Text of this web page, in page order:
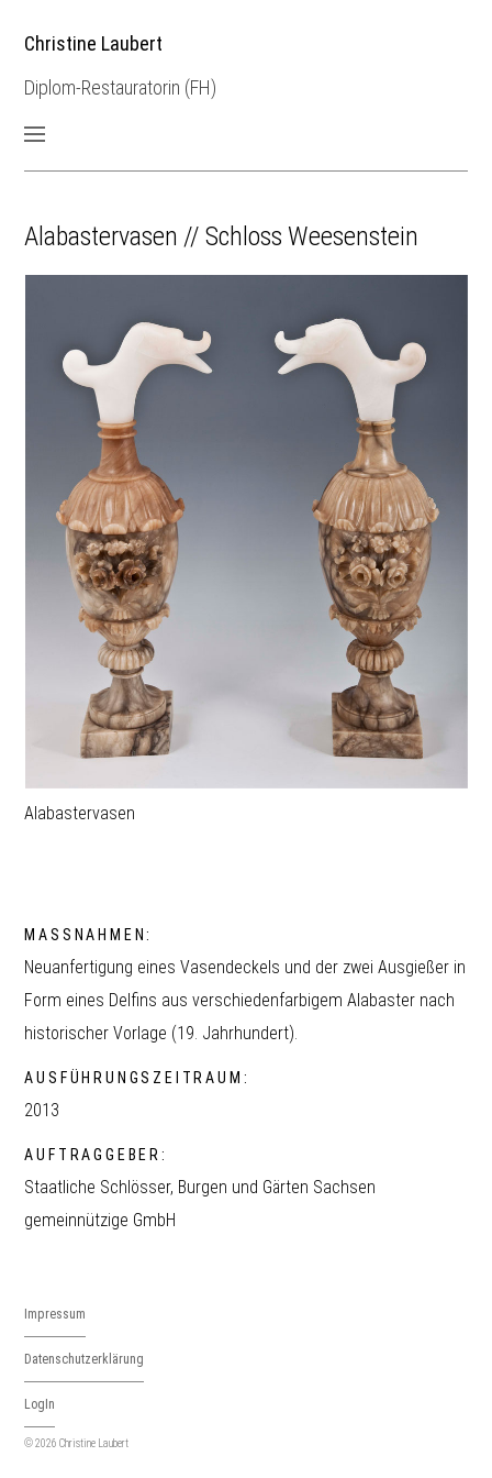
Christine Laubert
Diplom-Restauratorin (FH)
Alabastervasen // Schloss Weesenstein
Alabastervasen
MASSNAHMEN:
Neuanfertigung eines Vasendeckels und der zwei Ausgießer in
Form eines Delfins aus verschiedenfarbigem Alabaster nach
historischer Vorlage (19. Jahrhundert).
AUSFÜHRUNGSZEITRAUM:
2013
AUFTRAGGEBER:
Staatliche Schlösser, Burgen und Gärten Sachsen
gemeinnützige GmbH
Impressum
Datenschutzerklärung
LogIn
© 2026 Christine Laubert